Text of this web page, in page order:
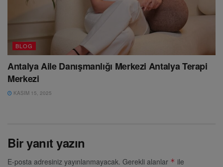
BLOG
Antalya Aile Danışmanlığı Merkezi Antalya Terapi
Merkezi
KASIM 15, 2025
Bir yanıt yazın
E-posta adresiniz yayınlanmayacak. Gerekli alanlar * ile